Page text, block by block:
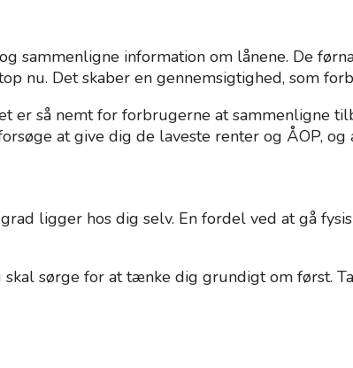
sammenligne information om lånene. De
nu. Det skaber en gennemsigtighed, som
er så nemt for forbrugerne at sammenligne
at give dig de laveste renter og ÅOP,
ligger hos dig selv. En fordel ved at gå
sørge for at tænke dig grundigt om først.